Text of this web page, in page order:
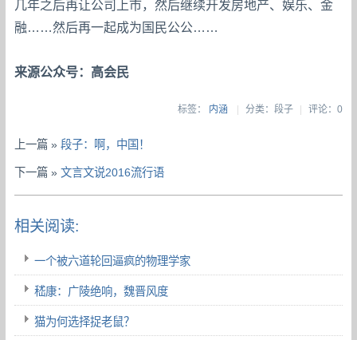
几年之后再让公司上市，然后继续开发房地产、娱乐、金
融……然后再一起成为国民公公……
来源公众号：高会民
标签： 内涵 | 分类：段子| 评论：0
上一篇 »段子：啊，中国！
下一篇 »文言文说2016流行语
相关阅读:
一个被六道轮回逼疯的物理学家
嵇康：广陵绝响，魏晋风度
猫为何选择捉老鼠？